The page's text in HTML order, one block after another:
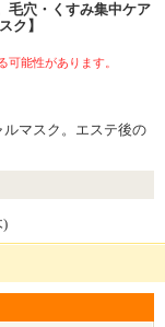
毛穴・くすみ集中ケア
ク】
能性があります。
マスク。エステ後の